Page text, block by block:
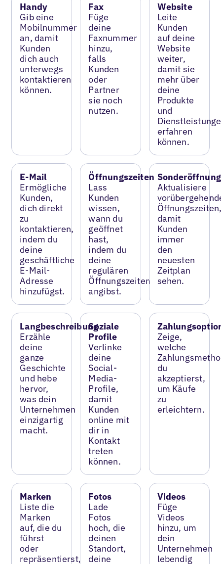
Handy
Gib eine
Mobilnummer
an, damit
Kunden
dich auch
unterwegs
kontaktieren
können.
Fax
Füge
deine
Faxnummer
hinzu,
falls
Kunden
oder
Partner
sie noch
nutzen.
Website
Leite
Kunden
auf deine
Website
weiter,
damit sie
mehr über
deine
Produkte
und
erfahren
können.
E-Mail
Ermögliche
Kunden,
dich direkt
zu
kontaktieren,
indem du
deine
geschäftliche
E-Mail-
Adresse
hinzufügst.
Öffnungszeiten
Lass
Kunden
wissen,
wann du
geöffnet
hast,
indem du
deine
regulären
Öffnungszeiten
angibst.
Aktualisiere
damit
Kunden
immer
den
neuesten
Zeitplan
sehen.
Langbeschreibung
Erzähle
deine
ganze
Geschichte
und hebe
hervor,
was dein
Unternehmen
einzigartig
macht.
Soziale
Profile
Verlinke
deine
Social-
Media-
Profile,
damit
Kunden
online mit
dir in
Kontakt
treten
können.
Zeige,
welche
du
akzeptierst,
um Käufe
zu
erleichtern.
Marken
Liste die
Marken
auf, die du
führst
oder
repräsentierst,
Fotos
Lade
Fotos
hoch, die
deinen
Standort,
deine
Videos
Füge
Videos
hinzu, um
dein
Unternehmen
lebendig